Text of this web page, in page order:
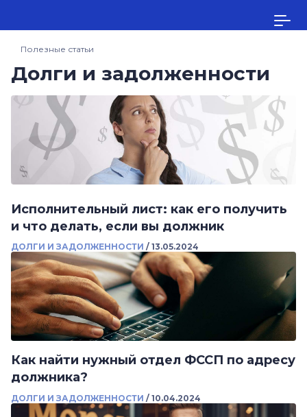
Полезные статьи
Долги и задолженности
Исполнительный лист: как его получить
и что делать, если вы должник
ДОЛГИ И ЗАДОЛЖЕННОСТИ / 13.05.2024
Как найти нужный отдел ФССП по адресу
должника?
ДОЛГИ И ЗАДОЛЖЕННОСТИ / 10.04.2024